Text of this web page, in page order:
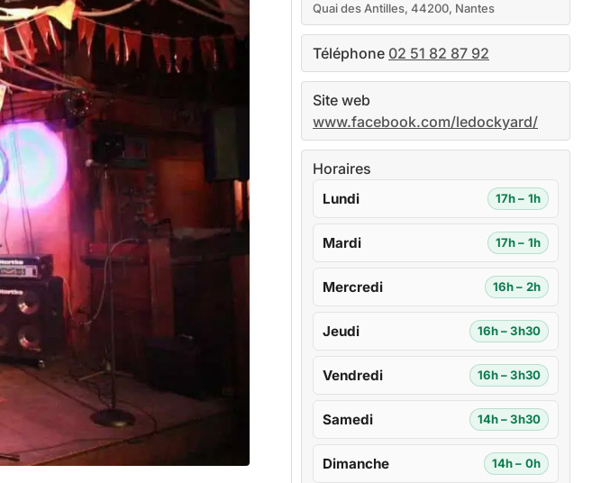
Quai des Antilles, 44200, Nantes
Téléphone 02 51 82 87 92
Site web
www.facebook.com/ledockyard/
Horaires
Lundi 17h – 1h
Mardi 17h – 1h
Mercredi 16h – 2h
Jeudi 16h – 3h30
Vendredi 16h – 3h30
Samedi 14h – 3h30
Dimanche 14h – 0h